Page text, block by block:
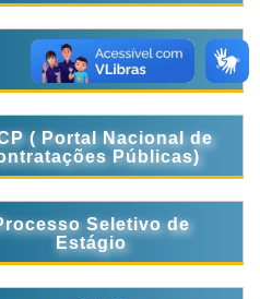
Ouvidoria
( Portal Nacional de
Públicas)
Seletivo de
Estágio